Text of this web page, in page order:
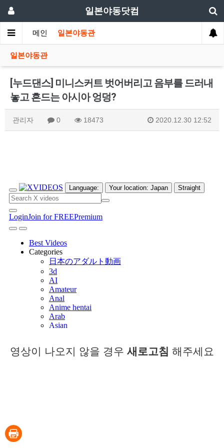
일본야동닷컴
메인 일본야동관
일본야동관
[누드댄스] 미니스커트 벗어버리고 음부를 드러내
놓고 흔드는 아시아 엉덩?
관리자 0 18473 2020.12.30 12:52
영상이 나오지 않을 경우 새로고침 해주세요